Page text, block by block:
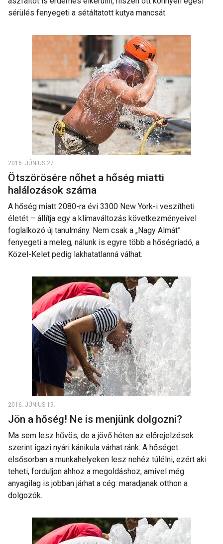
sérülés fenyegeti a sétáltatott kutya mancsát.
2016. JÚNIUS 27.
Ötszörösére nőhet a hőség miatti
halálozások száma
A hőség miatt 2080-ra évi 3300 New York-i veszítheti
életét – állítja egy a klímaváltozás következményeivel
foglalkozó új tanulmány. Nem csak a „Nagy Almát”
fenyegeti a meleg, nálunk is egyre több a hőségriadó, a
Közel-Kelet pedig lakhatatlanná válhat.
2016. JÚNIUS 19.
Jön a hőség! Ne is menjünk dolgozni?
Ma sem lesz hűvös, de a jövő héten az előrejelzések
szerint igazi nyári kánikula várhat ránk. A hőséget
elsősorban a munkahelyeken lesz nehéz túlélni, ezért aki
teheti, forduljon ahhoz a megoldáshoz, amivel még
anyagilag is jobban járhat a cég: maradjanak otthon a
dolgozók.